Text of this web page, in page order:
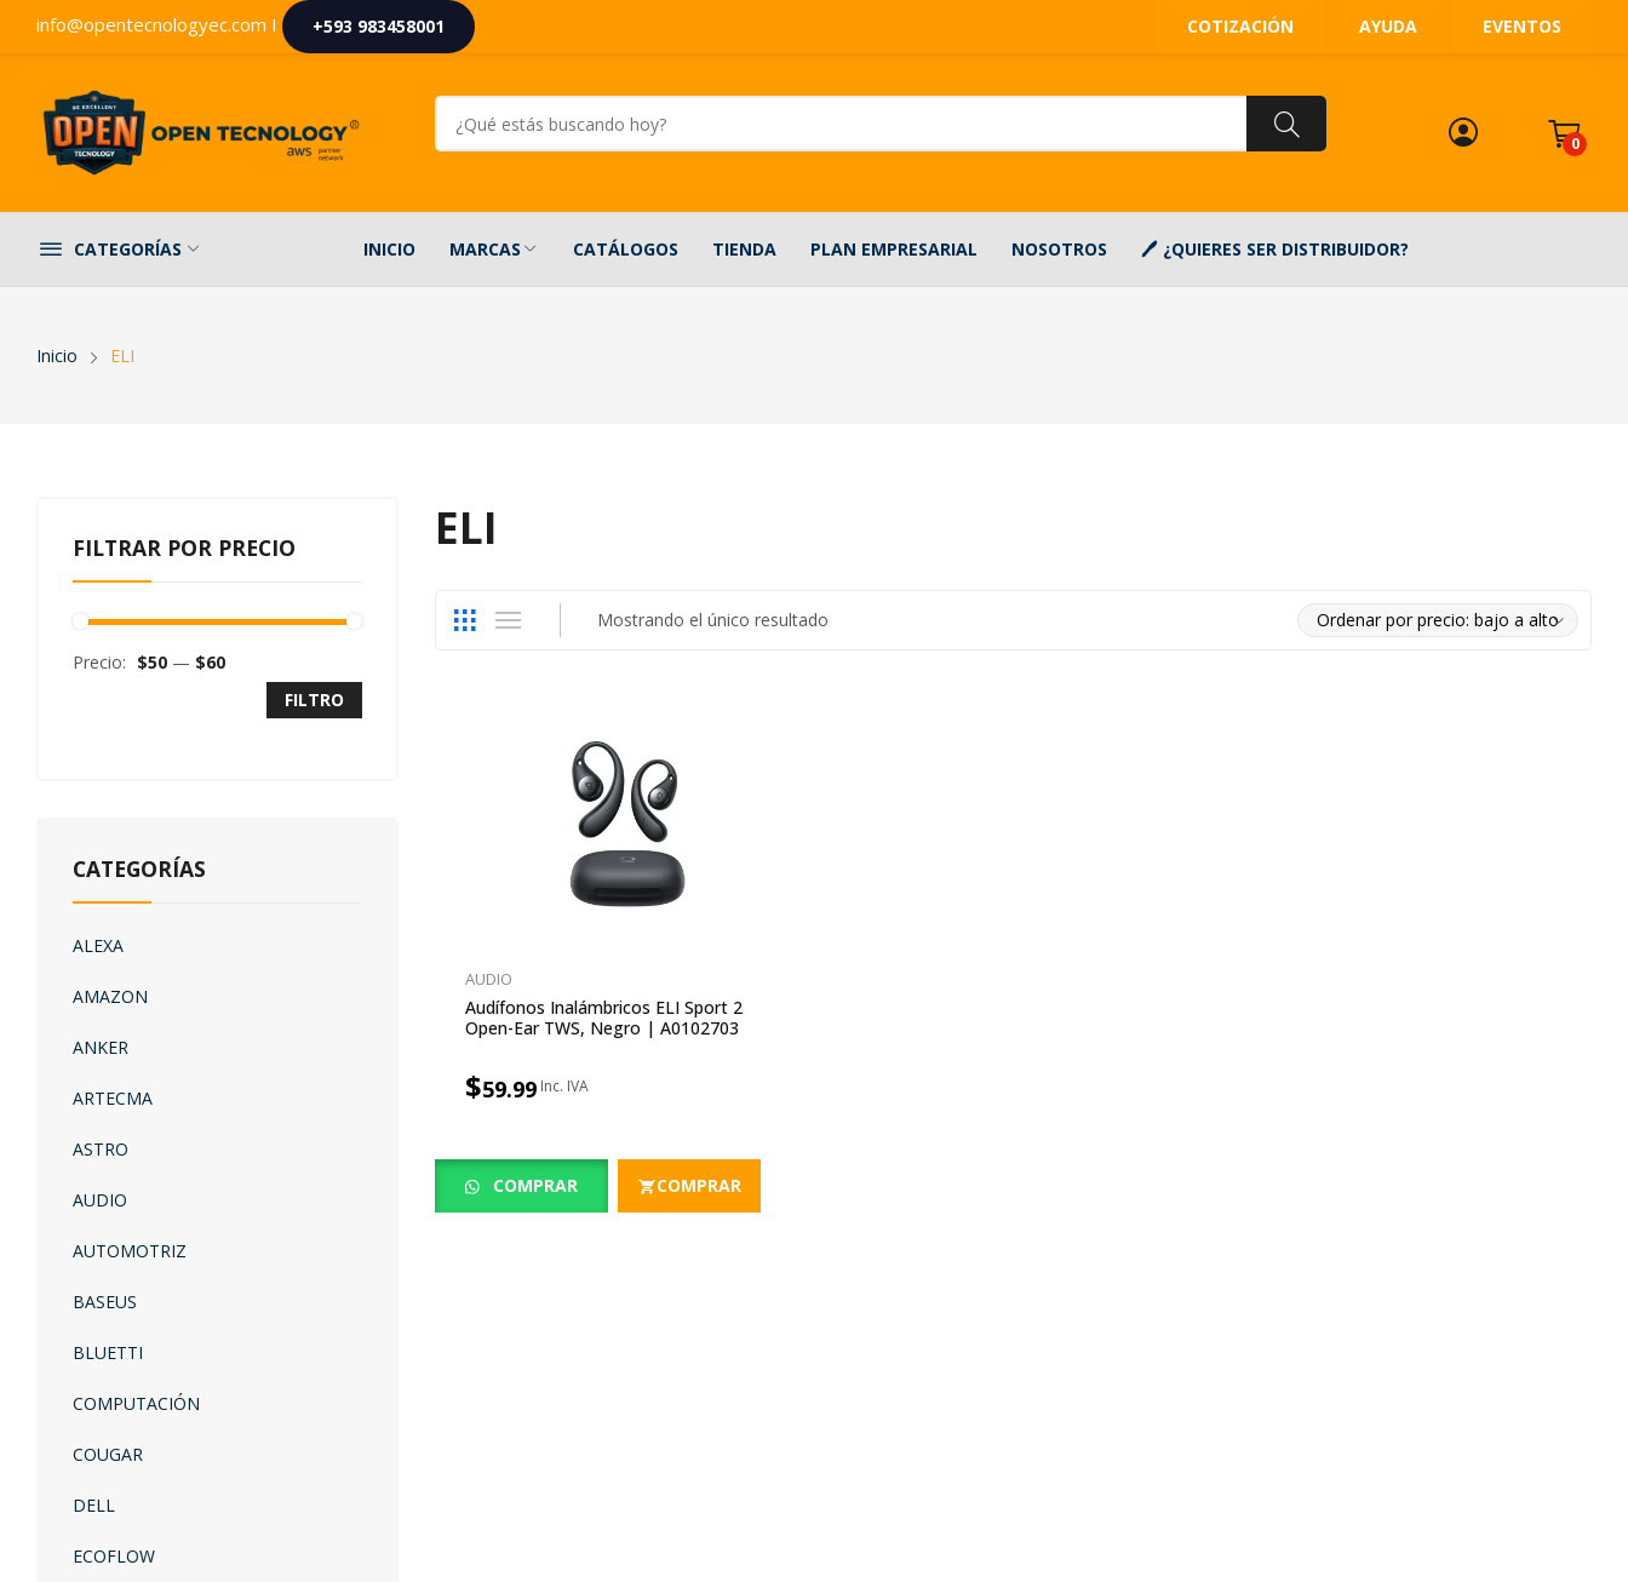
info@opentecnologyec.com I +593 983458001 COTIZACIÓN AYUDA EVENTOS
0
CATEGORÍAS INICIO MARCAS CATÁLOGOS TIENDA PLAN EMPRESARIAL NOSOTROS ¿QUIERES SER DISTRIBUIDOR?
Inicio ELI
ELI
Mostrando el único resultado
AUDIO
Audífonos Inalámbricos ELI Sport 2
Open-Ear TWS, Negro | A0102703
$59.99
COMPRAR COMPRAR
FILTRAR POR PRECIO
Precio: $50 — $60
FILTRO
CATEGORÍAS
ALEXA
AMAZON
ANKER
ARTECMA
ASTRO
AUDIO
AUTOMOTRIZ
BASEUS
BLUETTI
COMPUTACIÓN
COUGAR
DELL
ECOFLOW